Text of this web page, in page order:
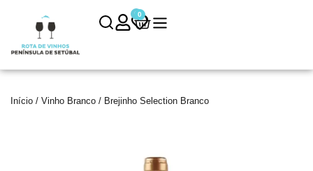
00
Início / Vinho Branco / Brejinho Selection Branco